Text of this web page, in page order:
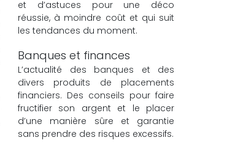
et d’astuces pour une déco
réussie, à moindre coût et qui suit
les tendances du moment.
Banques et finances
L’actualité des banques et des
divers produits de placements
financiers. Des conseils pour faire
fructifier son argent et le placer
d’une manière sûre et garantie
sans prendre des risques excessifs.